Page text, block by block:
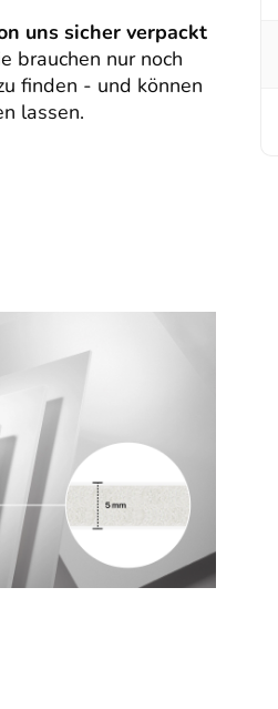
uns sicher verpackt
brauchen nur noch
finden - und können
lassen.